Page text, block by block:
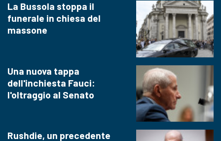
La Bussola stoppa il
funerale in chiesa del
massone
Una nuova tappa
dell'inchiesta Fauci:
l'oltraggio al Senato
Rushdie, un precedente